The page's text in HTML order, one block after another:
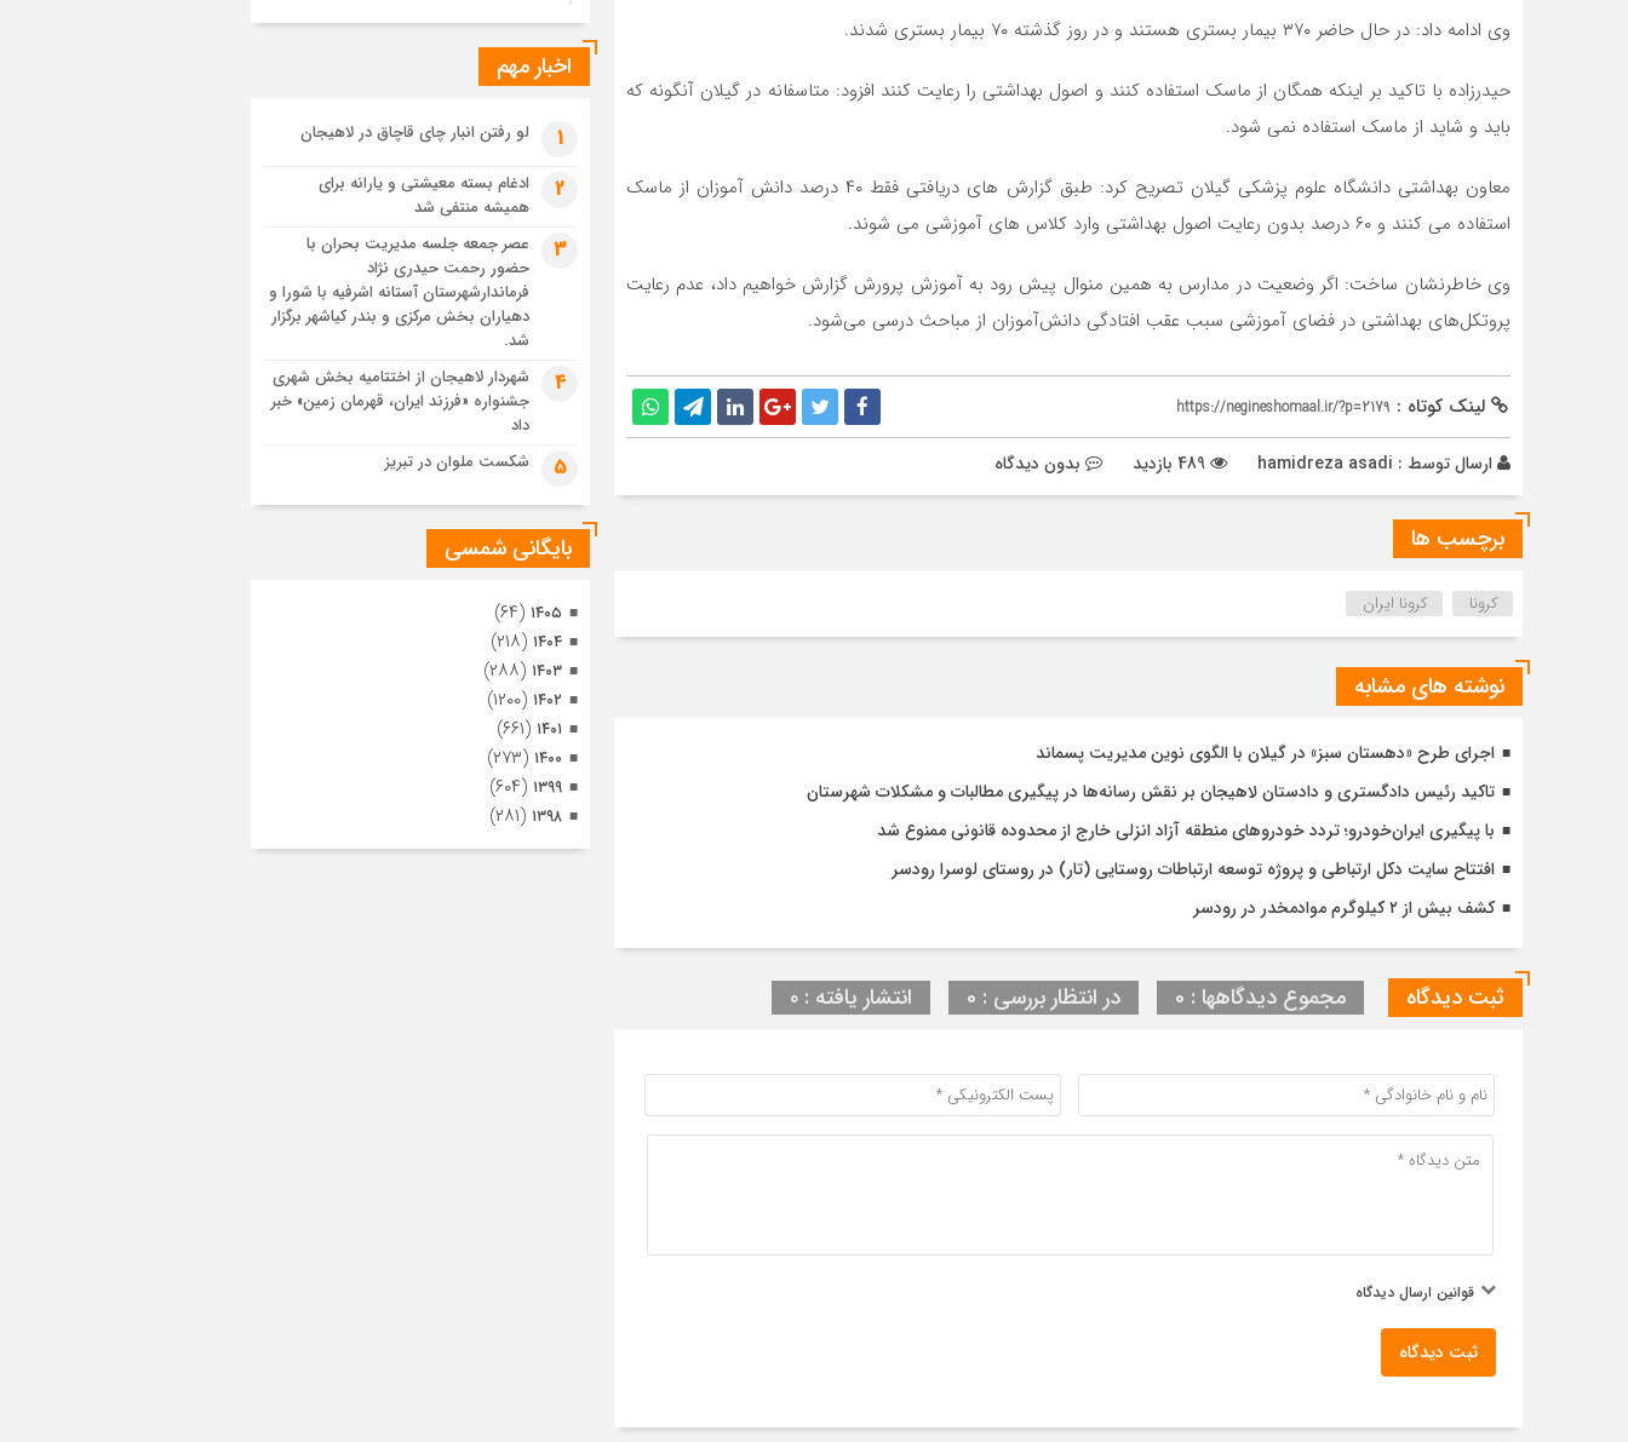
وی ادامه داد: در حال حاضر ۳۷۰ بیمار بستری هستند و در روز گذشته ۷۰ بیمار بستری شدند.
حیدرزاده با تاکید بر اینکه همگان از ماسک استفاده کنند و اصول بهداشتی را رعایت کنند افزود: متاسفانه در گیلان آنگونه که
باید و شاید از ماسک استفاده نمی شود.
معاون بهداشتی دانشگاه علوم پزشکی گیلان تصریح کرد: طبق گزارش های دریافتی فقط ۴۰ درصد دانش آموزان از ماسک
استفاده می کنند و ۶۰ درصد بدون رعایت اصول بهداشتی وارد کلاس های آموزشی می شوند.
وی خاطرنشان ساخت: اگر وضعیت در مدارس به همین منوال پیش رود به آموزش پرورش گزارش خواهیم داد، عدم رعایت
پروتکل‌های بهداشتی در فضای آموزشی سبب عقب افتادگی دانش‌آموزان از مباحث درسی می‌شود.‌
لینک کوتاه : https://negineshomaal.ir/?p=2179
ارسال توسط : hamidreza asadi بدون دیدگاه
برچسب ها
کرونا کرونا ایران
نوشته های مشابه
اجرای طرح «دهستان سبز» در گیلان با الگوی نوین مدیریت پسماند
تاکید رئیس دادگستری و دادستان لاهیجان بر نقش رسانه‌ها در پیگیری مطالبات و مشکلات شهرستان
با پیگیری ایران‌خودرو؛ تردد خودروهای منطقه آزاد انزلی خارج از محدوده قانونی ممنوع شد
افتتاح سایت دکل ارتباطی و پروژه توسعه ارتباطات روستایی (تار) در روستای لوسرا رودسر
کشف بیش از ۲ کیلوگرم موادمخدر در رودسر
ثبت دیدگاه مجموع دیدگاهها : 0 در انتظار بررسی : 0 انتشار یافته : ۰
قوانین ارسال دیدگاه
ثبت دیدگاه
پیکر مطهر رهبر شهید انقلاب در حرم مطهر
رضوی آرام گرفت
آخر در آستان امام رئوف
تصاویر هوایی مراسم تشییع پیکر مطهر آقای
شهید ایران – مشهد
4 هفته قبل
مراسم تشییع پیکر مطهر آقای شهید ایران –
مشهد
تصاویری از تراکم جمعیت حاضر در میدان
ثورهالعشرین نجف اشرف
اخبار مهم
1 لو رفتن انبار چای قاچاق در لاهیجان
2
ادغام بسته معیشتی و یارانه برای
همیشه منتفی شد
3
عصر جمعه جلسه مدیریت بحران با
حضور رحمت حیدری نژاد
فرماندارشهرستان آستانه اشرفیه با شورا و
دهیاران بخش مرکزی و بندر کیاشهر برگزار
شد.
4
شهردار لاهیجان از اختتامیه بخش شهری
جشنواره «فرزند ایران، قهرمان زمین» خبر
داد
5 شکست ملوان در تبریز
بایگانی شمسی
۱۴۰۵ (۶۴)
۱۴۰۴ (۲۱۸)
۱۴۰۳ (۲۸۸)
۱۴۰۲ (۱۲۰۰)
۱۴۰۱ (۶۶۱)
۱۴۰۰ (۲۷۳)
۱۳۹۹ (۶۰۴)
۱۳۹۸ (۲۸۱)